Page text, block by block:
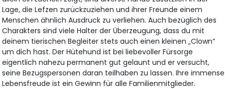
Lage, die Lefzen zurückzuziehen und ihrer Freunde einem
Menschen ähnlich Ausdruck zu verliehen. Auch bezüglich des
Charakters sind viele Halter der Überzeugung, dass du mit
deinem tierischen Begleiter stets auch einen kleinen „Clown“
um dich hast. Der Hütehund ist bei liebevoller Fürsorge
eigentlich nahezu permanent gut gelaunt und er versucht,
seine Bezugspersonen daran teilhaben zu lassen. Ihre immense
Lebensfreude ist ein Gewinn für alle Familienmitglieder.